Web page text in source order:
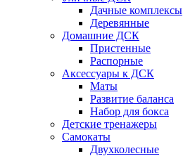
Дачные комплексы
Деревянные
Домашние ДСК
Пристенные
Распорные
Аксесcуары к ДСК
Маты
Развитие баланса
Набор для бокса
Детские тренажеры
Самокаты
Двухколесные